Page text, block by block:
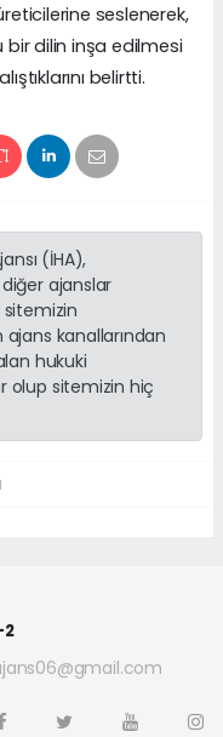
seslenerek,
bir dilin inşa edilmesi
belirtti.
(İHA),
ajanslar
kanallarından
hukuki
olup sitemizin hiç
2